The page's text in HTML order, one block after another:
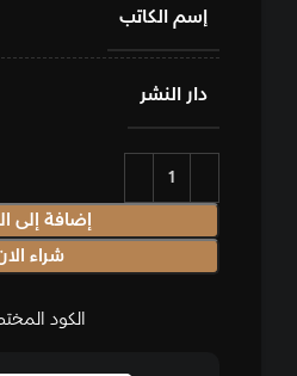
إسم الكاتب
دار النشر
إضافة إلى
شراء
الكود